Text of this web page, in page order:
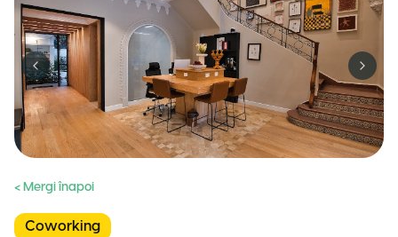
Previous slide Next
< Mergi înapoi
Coworking